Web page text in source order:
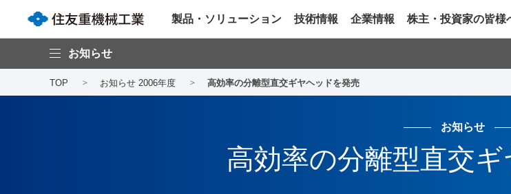
製品・ソリューション 技術情報 企業情報 株主・投資家の皆様
お知らせ
TOP お知らせ 2006年度 高効率の分離型直交ギヤヘッドを発売
お知らせ
高効率の分離型直交